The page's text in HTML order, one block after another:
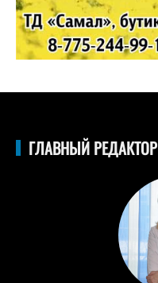
ГЛАВНЫЙ РЕДАКТОР